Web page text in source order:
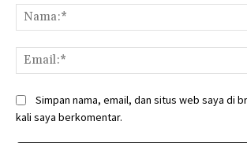
Simpan nama, email, dan situs web saya di
kali saya berkomentar.